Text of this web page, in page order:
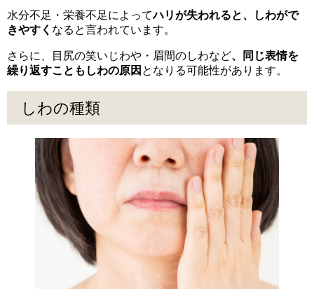
水分不足・栄養不足によってハリが失われると、しわがで
きやすく なると言われています。
さらに、目尻の笑いじわや・眉間のしわなど、同じ表情を
繰り返すこともしわの原因 となりる可能性があります。
しわの種類